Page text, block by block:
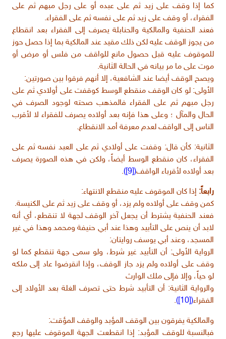
كما إذا وقف على زيد ثم على عبده أو على رجل مبهم ثم على
الفقراء، أو وقف على زيد ثم على نفسه ثم على الفقراء.
فعند الحنفية والمالكية والحنابلة يصرف إلى الفقراء بعد انقطاع
من يجوز الوقف عليه لكن ذلك مقيد عند المالكية بما إذا حصل حوز
للموقوف عليه قبل حصول مانع للواقف من فلس أو مرض أو
موت على ما مر بيانه في الحالة الثانية.
ويصح الوقف أيضا عند الشافعية، إلا أنهم فرقوا بين صورتين:
الأولى: لو كان الوقف منقطع الوسط كوقفت على أولادي ثم على
رجل مبهم ثم على الفقراء فالمذهب صحته لوجود الصرف في
الحال والمآل ؛ وعلى هذا فإنه بعد أولاده يصرف للفقراء لا لأقرب
الناس إلى الواقف لعدم معرفة أمد الانقطاع.
الثانية: كأن قال: وقفت على أولادي ثم على العبد نفسه ثم على
الفقراء، كان منقطع الوسط أيضاً، ولكن في هذه الصورة يصرف
بعد أولاده لأقرباء الواقف([9])
.
رابعاً: إذا كان الموقوف عليه منقطع الانتهاء:
كمن وقف على أولاده ولم يزد، أو وقف على زيد ثم على الكنيسة.
فعند الحنفية يشترط أن يجعل آخر الوقف لجهة لا تنقطع، أي أنه
لابد أن ينص على التأبيد وهذا عند أبي حنيفة ومحمد وهذا في غير
المسجد، وعند أبي يوسف روايتان:
الرواية الأولى: أن التأبيد غير شرط، ولو سمى جهة تنقطع كما لو
وقف على أولاده ولم يزد جاز الوقف، وإذا انقرضوا عاد إلى ملكه
لو حياً، وإلا فإلى ملك الوارث
والرواية الثانية: أن التأبيد شرط حتى تصرف الغلة بعد الأولاد إلى
الفقراء([10])
.
والمالكية يفرقون بين الوقف المؤبد والوقف المؤقت:
فبالنسبة للوقف المؤبد: إذا انقطعت الجهة الموقوف عليها رجع